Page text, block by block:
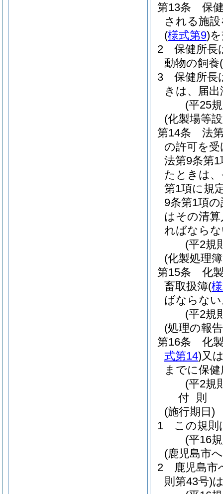
第13条
保
される施
(様式第9)
2
保健所長
動物の飼養
3
保健所長
きは、届出
(平25
(化製場等
第14条
法
の許可を
法第9条第
たときは
第1項に規
9条第1項
はその清
ればなら
(平2規
(化製処理
第15条
化
畜取扱簿(
ばならな
(平2規
(処理の報
第16条
化
式第14)又
までに保
(平2規
付 則
(施行期日)
1
この規則
(平16
(鹿児島市
2
鹿児島市
則第43号)